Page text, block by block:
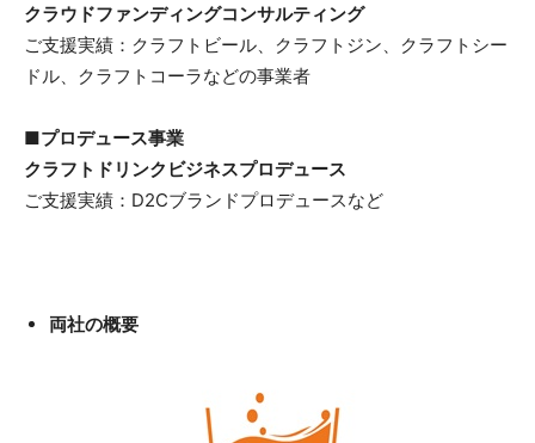
クラウドファンディングコンサルティング
ご支援実績：クラフトビール、クラフトジン、クラフトシー
ドル、クラフトコーラなどの事業者
■プロデュース事業
クラフトドリンクビジネスプロデュース
ご支援実績：D2Cブランドプロデュースなど
両社の概要